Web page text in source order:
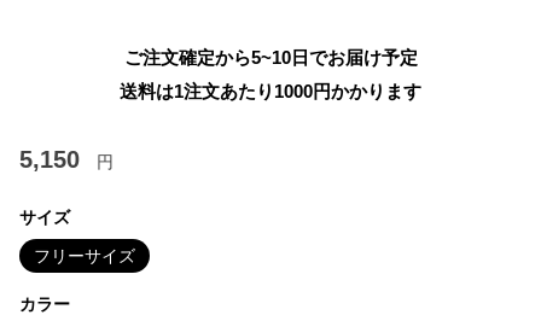
ご注文確定から5~10日でお届け予定
送料は1注文あたり 1000円かかります
5,150 円
サイズ
フリーサイズ
カラー